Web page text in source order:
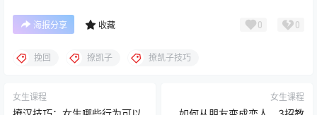
海报分享 收藏 0 0
挽回 撩凯子 撩凯子技巧
女生课程 女生课程